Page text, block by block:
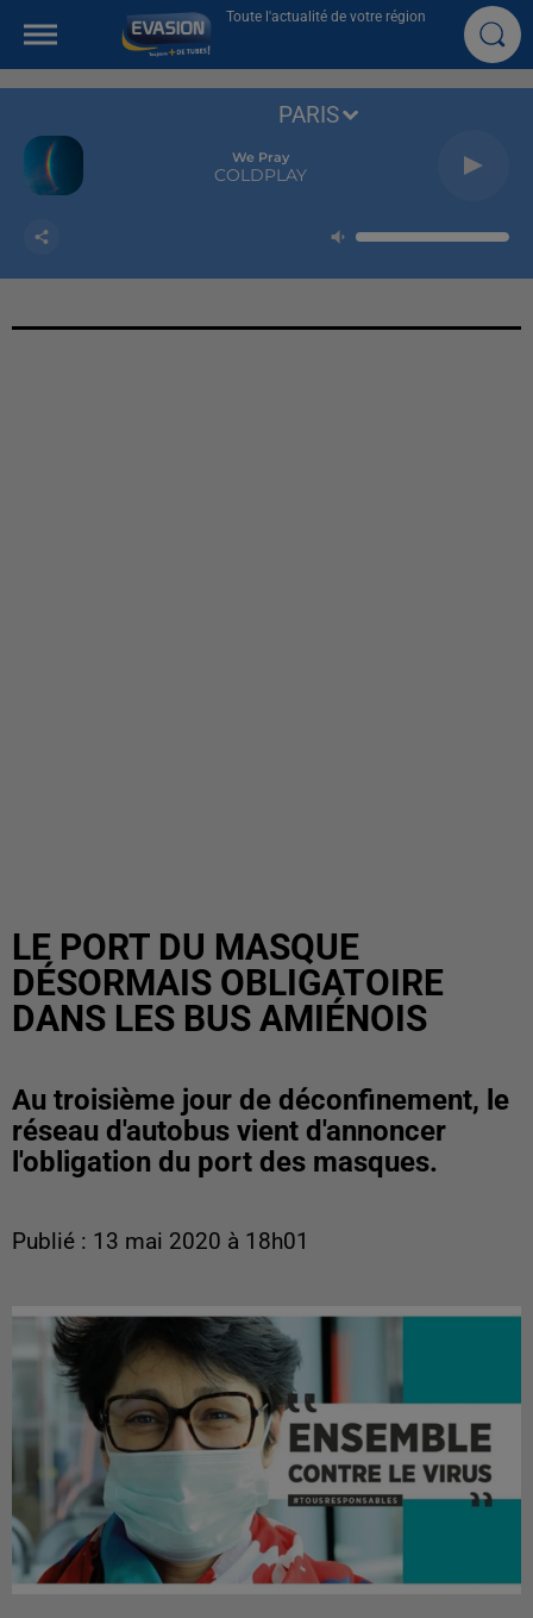
Toute l'actualité de votre région
We Pray
COLDPLAY
PARIS
LE PORT DU MASQUE
DÉSORMAIS OBLIGATOIRE
DANS LES BUS AMIÉNOIS
Au troisième jour de déconfinement, le
réseau d'autobus vient d'annoncer
l'obligation du port des masques.
Publié : 13 mai 2020 à 18h01